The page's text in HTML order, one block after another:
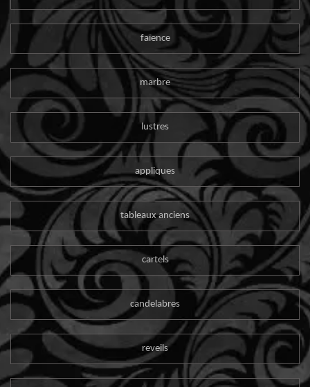
faïence
marbre
lustres
appliques
tableaux anciens
cartels
candelabres
reveils